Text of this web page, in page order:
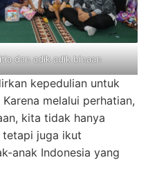
dan adik adik binaan
kepedulian untuk
melalui perhatian,
kita tidak hanya
tetapi juga ikut
anak Indonesia yang